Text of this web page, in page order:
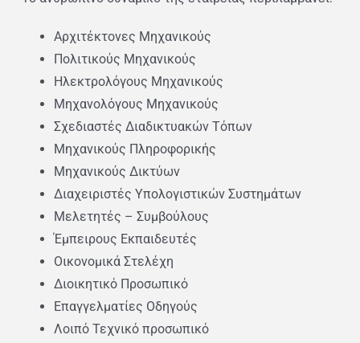
Αρχιτέκτονες Μηχανικούς
Πολιτικούς Μηχανικούς
Ηλεκτρολόγους Μηχανικούς
Μηχανολόγους Μηχανικούς
Σχεδιαστές Διαδικτυακών Τόπων
Μηχανικούς Πληροφορικής
Μηχανικούς Δικτύων
Διαχειριστές Υπολογιστικών Συστημάτων
Μελετητές – Συμβούλους
Έμπειρους Εκπαιδευτές
Οικονομικά Στελέχη
Διοικητικό Προσωπικό
Επαγγελματίες Οδηγούς
Λοιπό Τεχνικό προσωπικό